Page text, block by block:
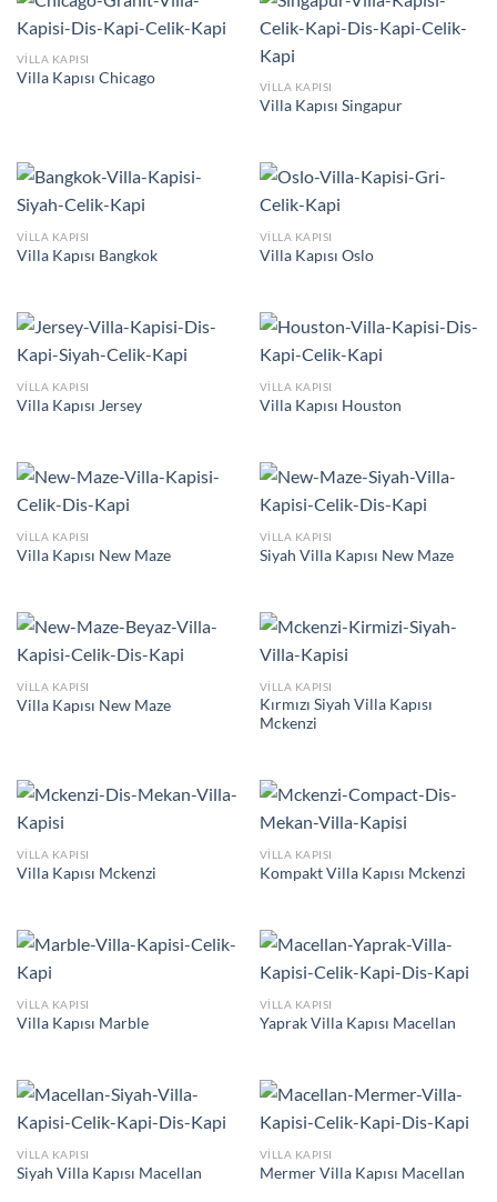
VILLA KAPISI
Villa Kapısı Chicago VILLA KAPISI
Villa Kapısı Singapur
VILLA KAPISI
Villa Kapısı Bangkok
VILLA KAPISI
Villa Kapısı Oslo
VILLA KAPISI
Villa Kapısı Jersey
VILLA KAPISI
Villa Kapısı Houston
VILLA KAPISI
Villa Kapısı New Maze
VILLA KAPISI
Siyah Villa Kapısı New Maze
VILLA KAPISI
Villa Kapısı New Maze
VILLA KAPISI
Kırmızı Siyah Villa Kapısı
Mckenzi
VILLA KAPISI
Villa Kapısı Mckenzi
VILLA KAPISI
Kompakt Villa Kapısı Mckenzi
VILLA KAPISI
Villa Kapısı Marble
VILLA KAPISI
Yaprak Villa Kapısı Macellan
VILLA KAPISI
Siyah Villa Kapısı Macellan
VILLA KAPISI
Mermer Villa Kapısı Macellan